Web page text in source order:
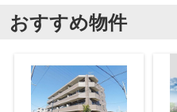
おすすめ物件